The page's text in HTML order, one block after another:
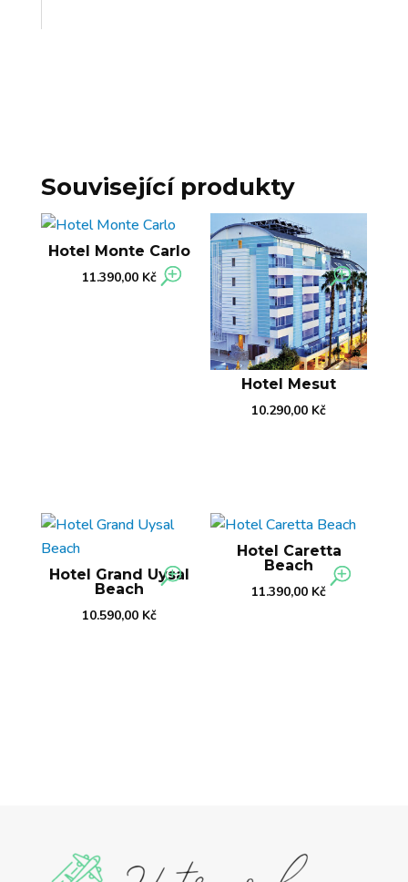
Související produkty
Hotel Monte Carlo
11.390,00 Kč
Hotel Mesut
10.290,00 Kč
Hotel Grand Uysal
Beach
10.590,00 Kč
Hotel Caretta
Beach
11.390,00 Kč